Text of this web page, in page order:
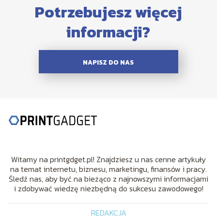
Potrzebujesz więcej
informacji?
NAPISZ DO NAS
Witamy na printgdget.pl! Znajdziesz u nas cenne artykuły
na temat internetu, biznesu, marketingu, finansów i pracy.
Śledź nas, aby być na bieżąco z najnowszymi informacjami
i zdobywać wiedzę niezbędną do sukcesu zawodowego!
REDAKCJA